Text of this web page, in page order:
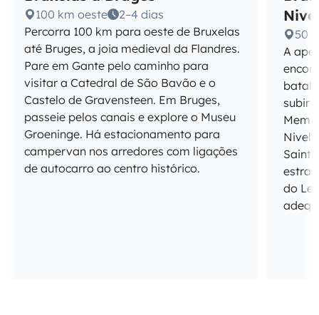
100 km oeste
2–4 dias
Percorra 100 km para oeste de Bruxelas
até Bruges, a joia medieval da Flandres.
Pare em Gante pelo caminho para
visitar a Catedral de São Bavão e o
Castelo de Gravensteen. Em Bruges,
passeie pelos canais e explore o Museu
Groeninge. Há estacionamento para
campervan nos arredores com ligações
de autocarro ao centro histórico.
50
A
subir
do